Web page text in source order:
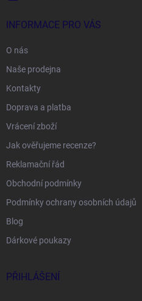
INFORMACE PRO VÁS
O nás
Naše prodejna
Kontakty
Doprava a platba
Vrácení zboží
Jak ověřujeme recenze?
Reklamační řád
Obchodní podmínky
Podmínky ochrany osobních údajů
Blog
Dárkové poukazy
PŘIHLÁŠENÍ